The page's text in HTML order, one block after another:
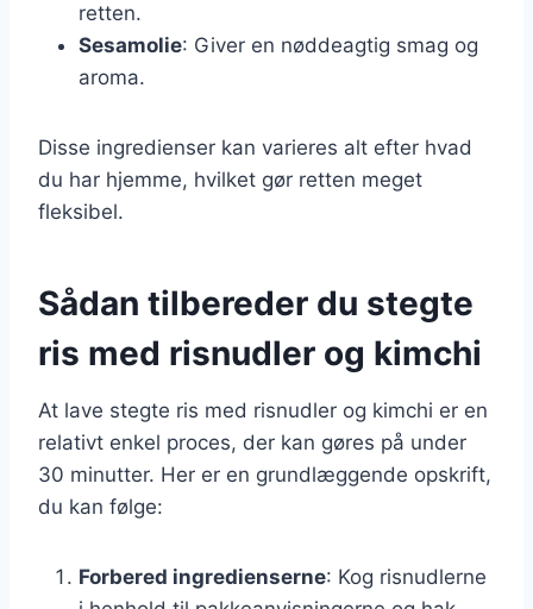
retten.
Sesamolie: Giver en nøddeagtig smag og
aroma.
Disse ingredienser kan varieres alt efter hvad
du har hjemme, hvilket gør retten meget
fleksibel.
Sådan tilbereder du stegte
ris med risnudler og kimchi
At lave stegte ris med risnudler og kimchi er en
relativt enkel proces, der kan gøres på under
30 minutter. Her er en grundlæggende opskrift,
du kan følge:
Forbered ingredienserne: Kog risnudlerne